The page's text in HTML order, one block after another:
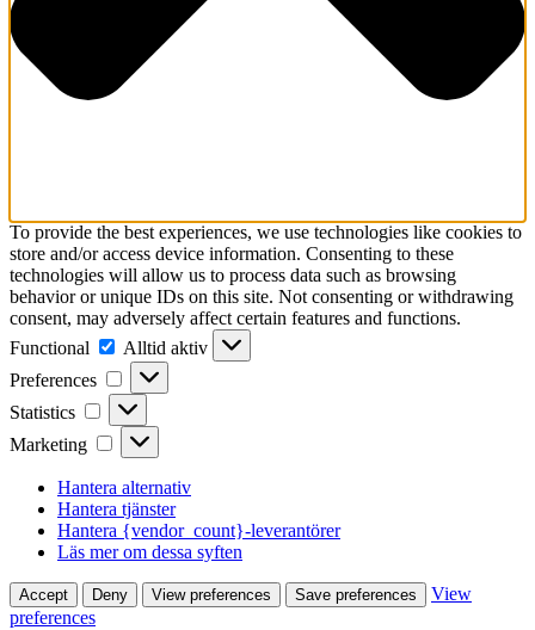
To provide the best experiences, we use technologies like cookies to
store and/or access device information. Consenting to these
technologies will allow us to process data such as browsing
behavior or unique IDs on this site. Not consenting or withdrawing
consent, may adversely affect certain features and functions.
Functional
Functional
Alltid aktiv
Preferences
Preferences
Statistics Statistics
Marketing Marketing
Hantera alternativ
Hantera tjänster
Hantera {vendor_count}-leverantörer
Läs mer om dessa syften
Accept Deny View preferences Save preferences
View
preferences